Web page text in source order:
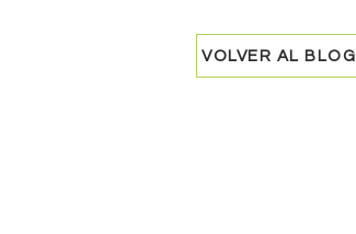
VOLVER AL BLOG